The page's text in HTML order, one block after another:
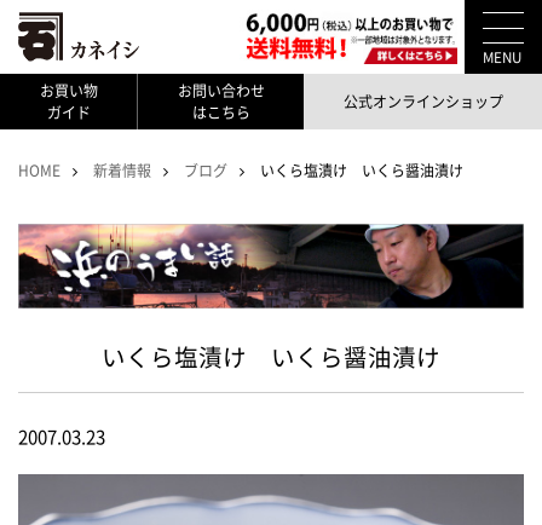
MENU
お買い物
ガイド
お問い合わせ
はこちら
公式オンラインショップ
HOME 新着情報 ブログ いくら塩漬け いくら醤油漬け
いくら塩漬け いくら醤油漬け
2007.03.23